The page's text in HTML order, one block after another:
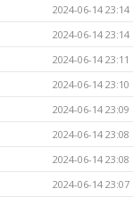
2024-06-14 23:14
2024-06-14 23:14
2024-06-14 23:11
2024-06-14 23:10
2024-06-14 23:09
2024-06-14 23:08
2024-06-14 23:08
2024-06-14 23:07